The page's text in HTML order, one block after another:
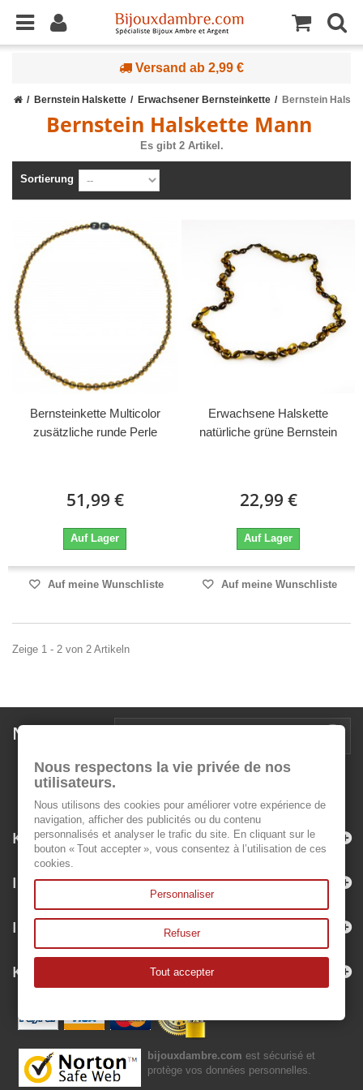
Versand ab 2,99 €
Bernstein Halskette Erwachsener Bernsteinkette Bernstein
Bernstein Halskette Mann
Es gibt 2 Artikel.
Sortierung
Bernsteinkette Multicolor
zusätzliche runde Perle
51,99 €
Auf Lager
Auf meine Wunschliste
Erwachsene Halskette
natürliche grüne Bernstein
22,99 €
Auf Lager
Auf meine Wunschliste
Zeige 1 - 2 von 2 Artikeln
Newsletter
Kategorien
Informationen
Ihr Kundenbereich
Kontakt
bijouxdambre.com est sécurisé et
protège vos données personnelles.
Nous respectons la vie privée de nos
utilisateurs.
Nous utilisons des cookies pour améliorer votre expérience de
navigation, afficher des publicités ou du contenu
personnalisés et analyser le trafic du site. En cliquant sur le
bouton « Tout accepter », vous consentez à l’utilisation de ces
cookies.
Personnaliser
Refuser
Tout accepter